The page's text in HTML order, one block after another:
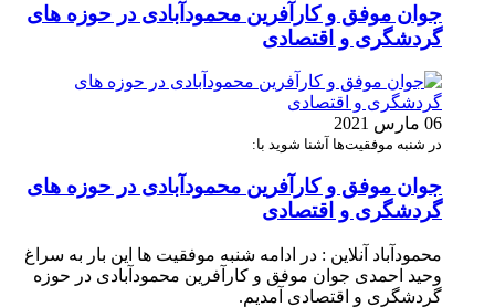
جوان موفق و کارآفرین محمودآبادی در حوزه های
گردشگری و اقتصادی
06 مارس 2021
در شنبه موفقیت‌ها آشنا شوید با:
جوان موفق و کارآفرین محمودآبادی در حوزه های
گردشگری و اقتصادی
محمودآباد آنلاین : در ادامه شنبه موفقیت ها این بار به سراغ
وحید احمدی جوان موفق و کارآفرین محمودآبادی در حوزه
گردشگری و اقتصادی آمدیم.